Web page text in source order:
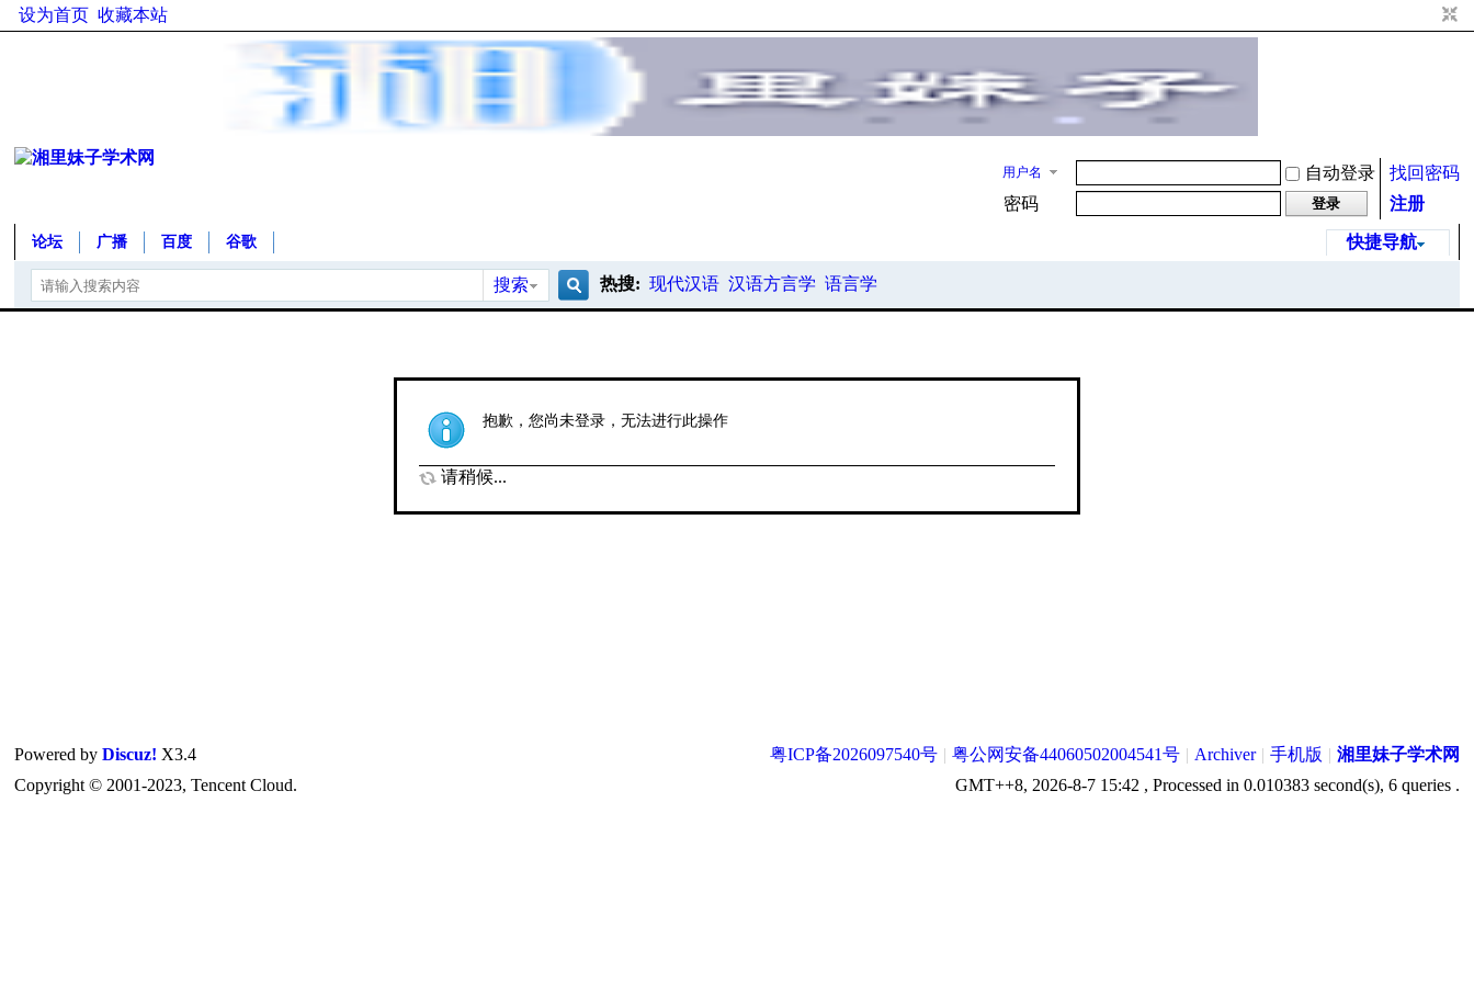
设为首页 收藏本站
用户名 自动登录
找回密码
密码
登录 注册
快捷导航
论坛 广播 百度 谷歌
搜索
索
热搜: 现代汉语 汉语方言学 语言学
抱歉，您尚未登录，无法进行此操作
请稍候...
粤ICP备2026097540号 | 粤公网安备44060502004541号 | Archiver | 手机版 | 湘里妹子学术网
GMT++8, 2026-8-7 15:42 , Processed in 0.010383 second(s), 6 queries .
Powered byDiscuz! X3.4
Copyright © 2001-2023, Tencent Cloud.